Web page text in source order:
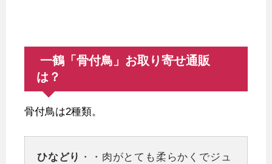
一鶴「骨付鳥」お取り寄せ通販
は？
骨付鳥は2種類。
ひなどり ・・肉がとても柔らかくでジュ